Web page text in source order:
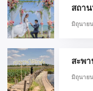
สถา
มิถุนาย
สะพ
มิถุนาย